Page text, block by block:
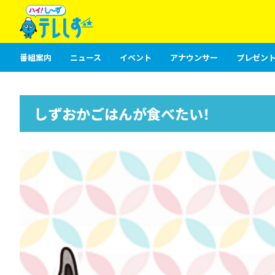
番組案内 ニュース イベント アナウンサー プレゼン
しずおかごはんが食べたい！